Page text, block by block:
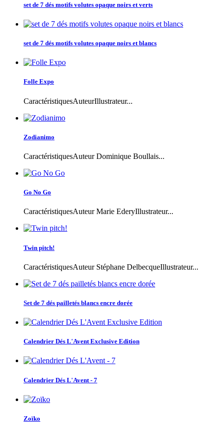
set de 7 dés motifs volutes opaque noirs et verts
set de 7 dés motifs volutes opaque noirs et blancs
Folle Expo
CaractéristiquesAuteurIllustrateur...
Zodianimo
CaractéristiquesAuteur Dominique Boullais...
Go No Go
CaractéristiquesAuteur Marie EderyIllustrateur...
Twin pitch!
CaractéristiquesAuteur Stéphane DelbecqueIllustrateur...
Set de 7 dés pailletés blancs encre dorée
Calendrier Dés L'Avent Exclusive Edition
Calendrier Dés L'Avent - 7
Zoïko